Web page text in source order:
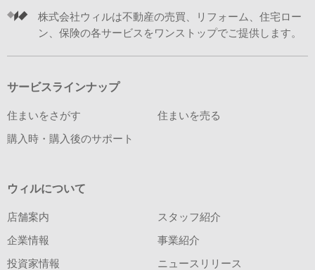
株式会社ウィルは不動産の売買、リフォーム、住宅ロー
ン、保険の各サービスをワンストップでご提供します。
サービスラインナップ
住まいをさがす 住まいを売る
購入時・購入後のサポート
ウィルについて
店舗案内 スタッフ紹介
企業情報 事業紹介
投資家情報 ニュースリリース